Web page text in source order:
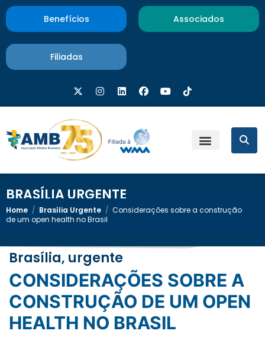
Benefícios Associados
Filiadas
BRASÍLIA URGENTE
Home / Brasília Urgente / Considerações sobre a construção
de um open health no Brasil
Brasília, urgente
CONSIDERAÇÕES SOBRE A
CONSTRUÇÃO DE UM OPEN
HEALTH NO BRASIL